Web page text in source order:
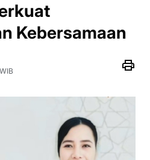
Kebersamaan